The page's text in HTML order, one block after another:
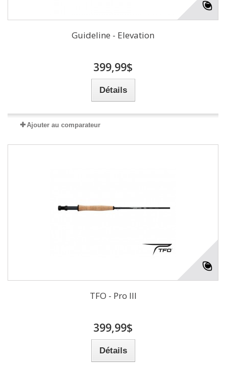
Guideline - Elevation
399,99$
Détails
Ajouter au comparateur
TFO - Pro III
399,99$
Détails